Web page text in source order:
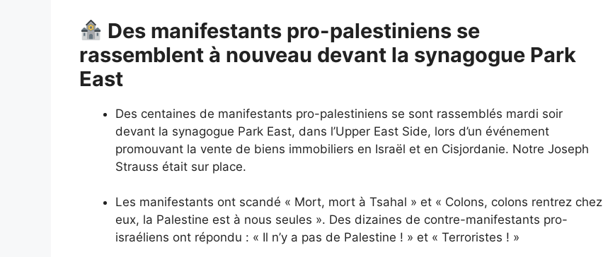
Des manifestants pro-palestiniens se
rassemblent à nouveau devant la synagogue Park
East
Des centaines de manifestants pro-palestiniens se sont rassemblés mardi soir
devant la synagogue Park East, dans l’Upper East Side, lors d’un événement
promouvant la vente de biens immobiliers en Israël et en Cisjordanie. Notre Joseph
Strauss était sur place.
Les manifestants ont scandé « Mort, mort à Tsahal » et « Colons, colons rentrez chez
eux, la Palestine est à nous seules ». Des dizaines de contre-manifestants pro-
israéliens ont répondu : « Il n’y a pas de Palestine ! » et « Terroristes ! »